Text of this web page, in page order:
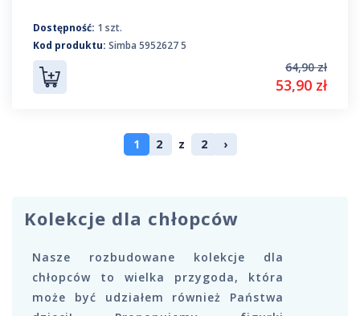
Dostępność: 1 szt.
Kod produktu: Simba 5952627 5
64,90 zł
53,90 zł
1 2 z 2 ›
Kolekcje dla chłopców
Nasze rozbudowane kolekcje dla
chłopców to wielka przygoda, która
może być udziałem również Państwa